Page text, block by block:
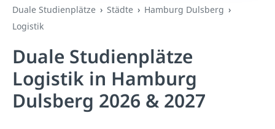
Duale Studienplätze Städte
Hamburg Dulsberg
Logistik
Duale Studienplätze
Logistik in Hamburg
Dulsberg 2026 & 2027